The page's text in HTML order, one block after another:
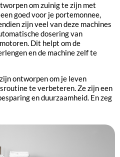
om zuinig te zijn met
goed voor je portemonnee,
zijn veel van deze machines
dosering van
Dit helpt om de
en de machine zelf te
ontworpen om je leven
te verbeteren. Ze zijn een
en duurzaamheid. En zeg